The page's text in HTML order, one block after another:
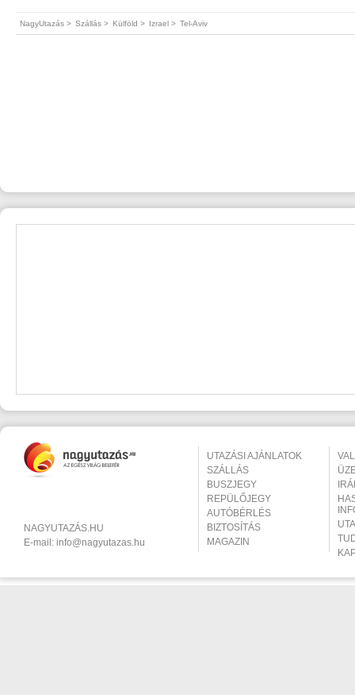
NagyUtazás > Szállás > Külföld > Izrael > Tel-Aviv
NAGYUTAZÁS.HU
E-mail: info@nagyutazas.hu
UTAZÁSI AJÁNLATOK
SZÁLLÁS
BUSZJEGY
REPÜLŐJEGY
AUTÓBÉRLÉS
BIZTOSÍTÁS
MAGAZIN